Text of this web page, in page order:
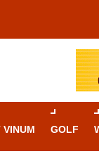
VINUM GOLF